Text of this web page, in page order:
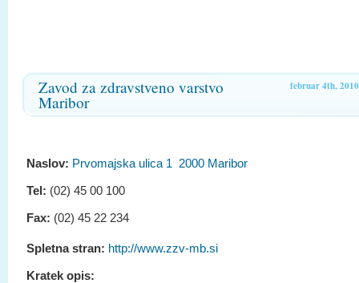
februar 4th, 2010
Zavod za zdravstveno varstvo
Maribor
Naslov: Prvomajska ulica 1 2000 Maribor
Tel: (02) 45 00 100
Fax: (02) 45 22 234
Spletna stran: http://www.zzv-mb.si
Kratek opis: